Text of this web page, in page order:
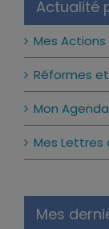
Actualité
Mes Actions
Réformes et
Mon Agenda
Mes Lettres
Mes